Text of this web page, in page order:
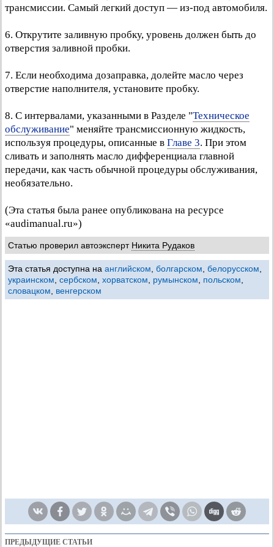
трансмиссии. Самый легкий доступ — из-под автомобиля.
6. Открутите заливную пробку, уровень должен быть до
отверстия заливной пробки.
7. Если необходима дозаправка, долейте масло через
отверстие наполнителя, установите пробку.
8. С интервалами, указанными в Разделе "Техническое
обслуживание" меняйте трансмиссионную жидкость,
используя процедуры, описанные в Главе 3. При этом
сливать и заполнять масло дифференциала главной
передачи, как часть обычной процедуры обслуживания,
необязательно.
(Эта статья была ранее опубликована на ресурсе
«audimanual.ru»)
Статью проверил автоэксперт Никита Рудаков
Эта статья доступна на английском болгарском белорусском
украинском сербском хорватском румынском польском
словацком
венгерском
ПРЕДЫДУЩИЕ СТАТЬИ